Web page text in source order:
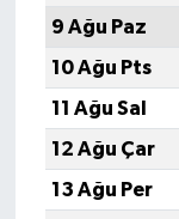
9 Ağu Paz
10 Ağu Pts
11 Ağu Sal
12 Ağu Çar
13 Ağu Per